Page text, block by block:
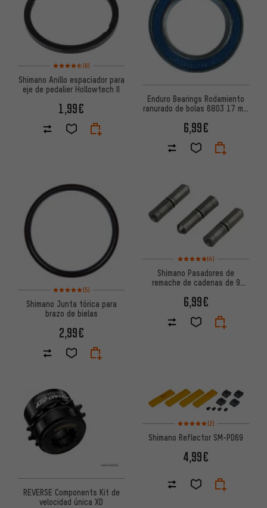
Valoración media: 4,5 de 5 basada en 6 reseñas
(6)
Shimano Anillo espaciador para
eje de pedalier Hollowtech II
1,99€
Enduro Bearings Rodamiento
ranurado de bolas 6803 17 mm
6,99€
Valoración media: 5 de 5 basada en 5 reseñas
(5)
Shimano Junta tórica para
brazo de bielas
2,99€
Valoración media: 5 de 5
(4)
Shimano Pasadores de
remache de cadenas de 9
6,99€
REVERSE Components Kit de
velocidad única XD
Valoración media: 5 de 5
(2)
Shimano Reflector SM-PD69
4,99€